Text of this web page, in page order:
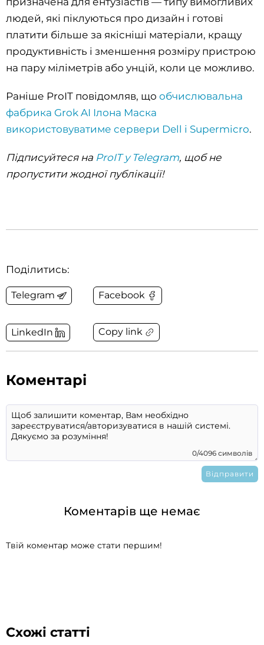
людей, які піклуються про дизайн і готові
платити більше за якісніші матеріали, кращу
продуктивність і зменшення розміру пристрою
на пару міліметрів або унцій, коли це можливо.
Раніше ProIT повідомляв, що обчислювальна
фабрика Grok AI Ілона Маска
використовуватиме сервери Dell і Supermicro.
Підписуйтеся на ProIT у Telegram, щоб не
пропустити жодної публікації!
Поділитись:
Telegram Facebook
LinkedIn Copy link
Коментарі
0/4096 символів
Коментарів ще немає
Твій коментар може стати першим!
Схожі статті